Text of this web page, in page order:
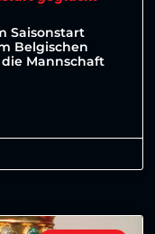
Saisonstart
Belgischen
Mannschaft